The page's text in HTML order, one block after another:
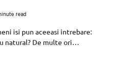
read
isi pun aceeasi intrebare:
natural? De multe ori…